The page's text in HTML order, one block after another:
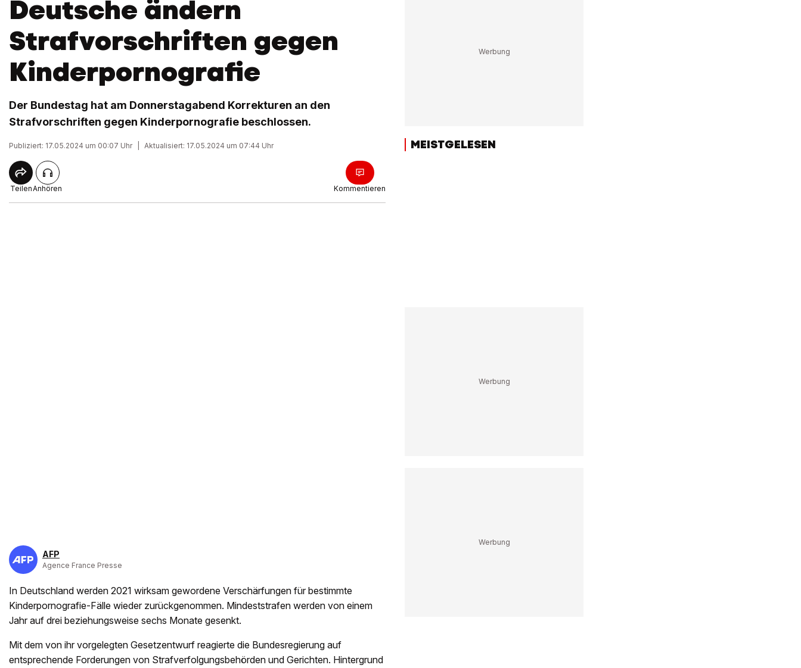
Deutsche ändern
Strafvorschriften gegen
Kinderpornografie
Der Bundestag hat am Donnerstagabend Korrekturen an den
Strafvorschriften gegen Kinderpornografie beschlossen.
Publiziert: 17.05.2024 um 00:07 Uhr Aktualisiert: 17.05.2024 um 07:44 Uhr
TeilenAnhören Kommentieren
AFP
Agence France Presse
In Deutschland werden 2021 wirksam gewordene Verschärfungen für bestimmte
Kinderpornografie-Fälle wieder zurückgenommen. Mindeststrafen werden von einem
Jahr auf drei beziehungsweise sechs Monate gesenkt.
Mit dem von ihr vorgelegten Gesetzentwurf reagierte die Bundesregierung auf
entsprechende Forderungen von Strafverfolgungsbehörden und Gerichten. Hintergrund
MEISTGELESEN